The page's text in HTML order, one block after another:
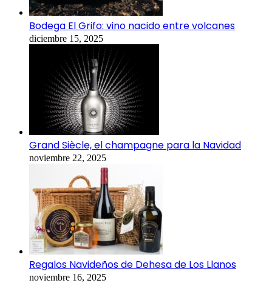
Bodega El Grifo: vino nacido entre volcanes
diciembre 15, 2025
Grand Siècle, el champagne para la Navidad
noviembre 22, 2025
Regalos Navideños de Dehesa de Los Llanos
noviembre 16, 2025